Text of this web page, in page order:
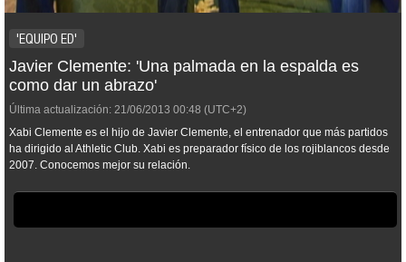
'EQUIPO ED'
Javier Clemente: 'Una palmada en la espalda es
como dar un abrazo'
Última actualización: 21/06/2013 00:48 (UTC+2)
Xabi Clemente es el hijo de Javier Clemente, el entrenador que más partidos
ha dirigido al Athletic Club. Xabi es preparador físico de los rojiblancos desde
2007. Conocemos mejor su relación.